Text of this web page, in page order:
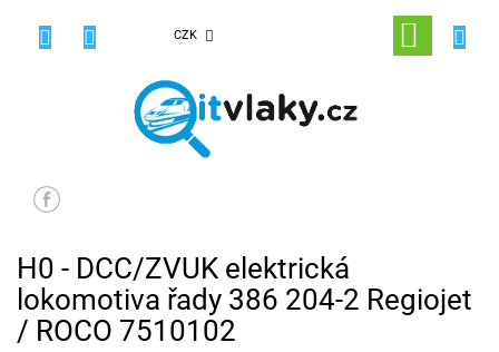
CZK
NÁKUPNÍ
KOŠÍK
H0 - DCC/ZVUK elektrická
lokomotiva řady 386 204-2 Regiojet
/ ROCO 7510102